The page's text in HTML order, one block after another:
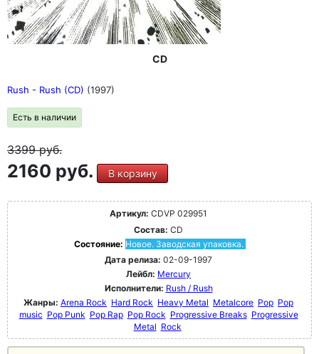
CD
Rush - Rush (CD) (1997)
Есть в наличии
3399руб.
2160 руб. В корзину
Артикул: CDVP 029951
Состав: CD
Состояние: Новое. Заводская упаковка.
Дата релиза: 02-09-1997
Лейбл: Mercury
Исполнители: Rush / Rush
Жанры: Arena Rock Hard Rock Heavy Metal Metalcore Pop Pop
music Pop Punk Pop Rap Pop Rock Progressive Breaks Progressive
Metal Rock